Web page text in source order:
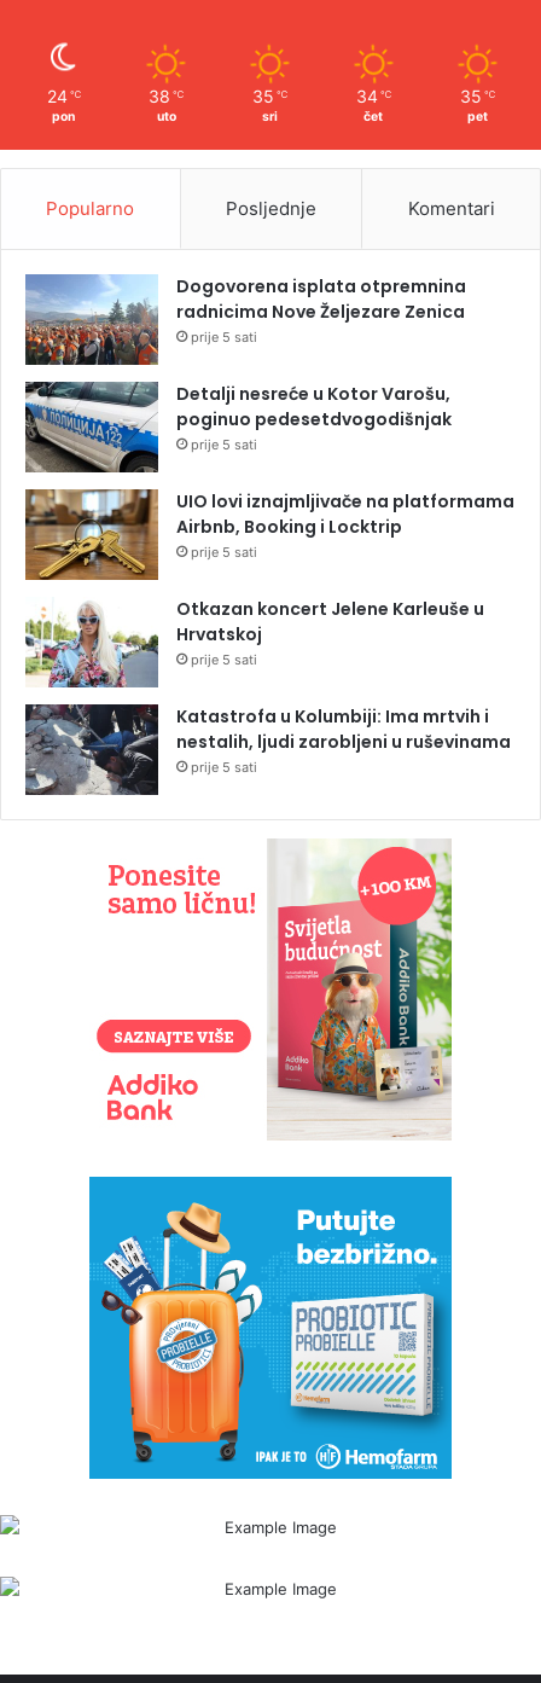
24 ℃
pon
38 ℃
uto
35 ℃
sri
34 ℃
čet
35 ℃
pet
Popularno Posljednje Komentari
Dogovorena isplata otpremnina
radnicima Nove Željezare Zenica
prije 5 sati
Detalji nesreće u Kotor Varošu,
poginuo pedesetdvogodišnjak
prije 5 sati
UIO lovi iznajmljivače na platformama
Airbnb, Booking i Locktrip
prije 5 sati
Otkazan koncert Jelene Karleuše u
Hrvatskoj
prije 5 sati
Katastrofa u Kolumbiji: Ima mrtvih i
nestalih, ljudi zarobljeni u ruševinama
prije 5 sati